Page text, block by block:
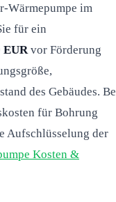
Wärmepumpe im
für ein
EUR vor Förderung
des Gebäudes.
für Bohrung
Aufschlüsselung der
Kosten &